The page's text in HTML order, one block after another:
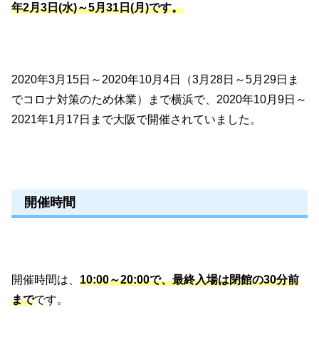
年2月3日(水)～5月31日(月)です。
2020年3月15日～2020年10月4日（3月28日～5月29日ま
でコロナ対策のため休業）まで横浜で、2020年10月9日～
2021年1月17日まで大阪で開催されていました。
開催時間
開催時間は、 10:00～20:00で、最終入場は閉館の30分前
までです。